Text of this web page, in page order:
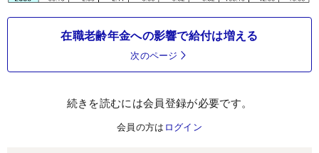
在職老齢年金への影響で給付は増える
次のページ
続きを読むには会員登録が必要です。
会員の方は ログイン